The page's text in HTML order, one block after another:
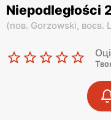
Niepodległości
(пов. Gorzowski, воєв.